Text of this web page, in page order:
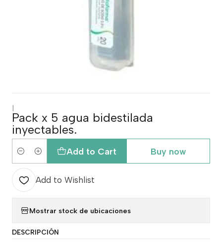
Pack x 5 agua bidestilada
inyectables.
Quantity
Add to Cart Buy now
Add to Wishlist
Mostrar stock de ubicaciones
DESCRIPCIÓN